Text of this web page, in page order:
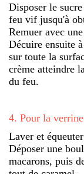
Disposer le
feu vif jusqu'à
Remuer avec
Décuire ensuite
sur toute la
crème atteindre
du feu.
4. Pour la verrine
Laver et
Déposer une
macarons, puis